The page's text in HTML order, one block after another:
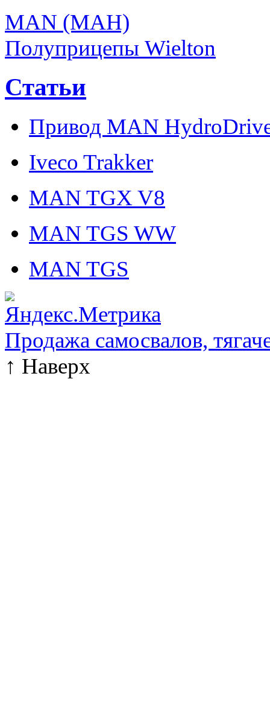
MAN (МАН)
Полуприцепы Wielton
Статьи
Привод MAN
Iveco Trakker
MAN TGX V8
MAN TGS WW
MAN TGS
Продажа самосвалов,
↑ Наверх